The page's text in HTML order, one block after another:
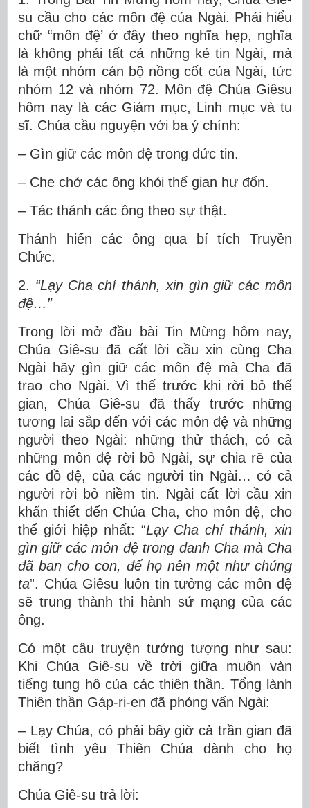
su cầu cho các môn đệ của Ngài. Phải hiểu
chữ “môn đệ’ ở đây theo nghĩa hẹp, nghĩa
là không phải tất cả những kẻ tin Ngài, mà
là một nhóm cán bộ nồng cốt của Ngài, tức
nhóm 12 và nhóm 72. Môn đệ Chúa Giêsu
hôm nay là các Giám mục, Linh mục và tu
sĩ. Chúa cầu nguyện với ba ý chính:
– Gìn giữ các môn đệ trong đức tin.
– Che chở các ông khỏi thế gian hư đốn.
– Tác thánh các ông theo sự thật.
Thánh hiến các ông qua bí tích Truyền
Chức.
2. “Lạy Cha chí thánh, xin gìn giữ các môn
đệ…”
Trong lời mở đầu bài Tin Mừng hôm nay,
Chúa Giê-su đã cất lời cầu xin cùng Cha
Ngài hãy gìn giữ các môn đệ mà Cha đã
trao cho Ngài. Vì thế trước khi rời bỏ thế
gian, Chúa Giê-su đã thấy trước những
tương lai sắp đến với các môn đệ và những
người theo Ngài: những thử thách, có cả
những môn đệ rời bỏ Ngài, sự chia rẽ của
các đồ đệ, của các người tin Ngài… có cả
người rời bỏ niềm tin. Ngài cất lời cầu xin
khẩn thiết đến Chúa Cha, cho môn đệ, cho
thế giới hiệp nhất: “Lạy Cha chí thánh, xin
gìn giữ các môn đệ trong danh Cha mà Cha
đã ban cho con, để họ nên một như chúng
ta”. Chúa Giêsu luôn tin tưởng các môn đệ
sẽ trung thành thi hành sứ mạng của các
ông.
Có một câu truyện tưởng tượng như sau:
Khi Chúa Giê-su về trời giữa muôn vàn
tiếng tung hô của các thiên thần. Tổng lành
Thiên thần Gáp-ri-en đã phỏng vấn Ngài:
– Lạy Chúa, có phải bây giờ cả trần gian đã
biết tình yêu Thiên Chúa dành cho họ
chăng?
Chúa Giê-su trả lời: